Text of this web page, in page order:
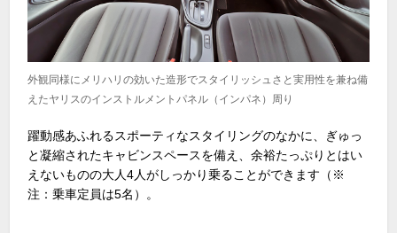
外観同様にメリハリの効いた造形でスタイリッシュさと実用性を兼ね備
えたヤリスのインストルメントパネル（インパネ）周り
躍動感あふれるスポーティなスタイリングのなかに、ぎゅっ
と凝縮されたキャビンスペースを備え、余裕たっぷりとはい
えないものの大人4人がしっかり乗ることができます（ ※
注：乗車定員は5名）。